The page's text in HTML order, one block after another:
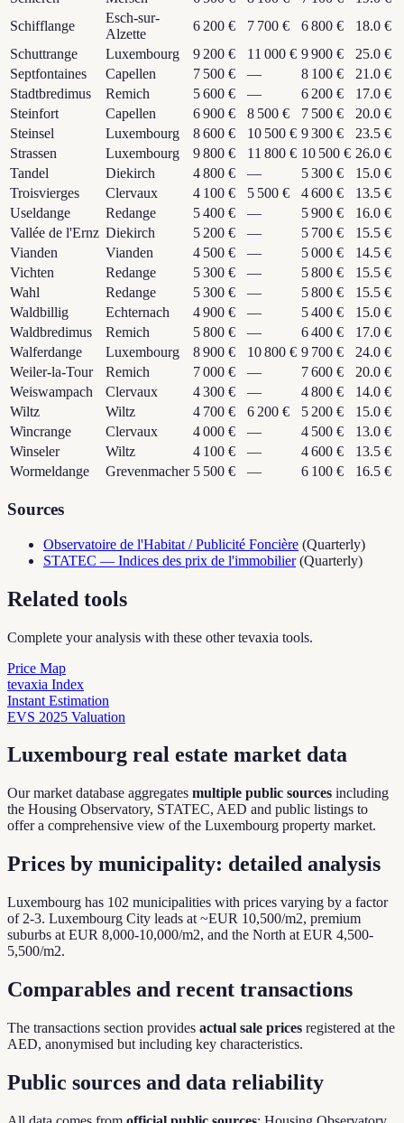
Schifflange
Esch-sur-
Alzette
6 200 € 7 700 € 6 800 €
18.0 €
Schuttrange
Luxembourg 9 200 € 11 000 € 9 900 €
25.0 €
Septfontaines
Capellen 7 500 € — 8 100 €
21.0 €
Stadtbredimus
Remich 5 600 € — 6 200 €
17.0 €
Steinfort
Capellen 6 900 € 8 500 € 7 500 €
20.0 €
Steinsel
Luxembourg 8 600 € 10 500 € 9 300 €
23.5 €
Strassen
Luxembourg 9 800 € 11 800 € 10 500 € 26.0 €
Tandel
Diekirch 4 800 € — 5 300 €
15.0 €
Troisvierges
Clervaux 4 100 € 5 500 € 4 600 €
13.5 €
Useldange
Redange 5 400 € — 5 900 €
16.0 €
Vallée de l'Ernz Diekirch 5 200 € — 5 700 €
15.5 €
Vianden
Vianden 4 500 € — 5 000 €
14.5 €
Vichten
Redange 5 300 € — 5 800 €
15.5 €
Wahl
Redange 5 300 € — 5 800 €
15.5 €
Waldbillig
Echternach 4 900 € — 5 400 €
15.0 €
Waldbredimus
Remich 5 800 € — 6 400 €
17.0 €
Walferdange
Luxembourg 8 900 € 10 800 € 9 700 €
24.0 €
Weiler-la-Tour
Remich 7 000 € — 7 600 €
20.0 €
Weiswampach
Clervaux 4 300 € — 4 800 €
14.0 €
Wiltz
Wiltz 4 700 € 6 200 € 5 200 €
15.0 €
Wincrange
Clervaux 4 000 € — 4 500 €
13.0 €
Winseler
Wiltz 4 100 € — 4 600 €
13.5 €
Wormeldange
Grevenmacher 5 500 € — 6 100 € 16.5 €
Sources
Observatoire de l'Habitat / Publicité Foncière (Quarterly)
STATEC — Indices des prix de l'immobilier (Quarterly)
Related tools
Complete your analysis with these other tevaxia tools.
Price Map
tevaxia Index
Instant Estimation
EVS 2025 Valuation
Luxembourg real estate market data
Our market database aggregates multiple public sources including
the Housing Observatory, STATEC, AED and public listings to
offer a comprehensive view of the Luxembourg property market.
Prices by municipality: detailed analysis
Luxembourg has 102 municipalities with prices varying by a factor
of 2-3. Luxembourg City leads at ~EUR 10,500/m2, premium
suburbs at EUR 8,000-10,000/m2, and the North at EUR 4,500-
5,500/m2.
Comparables and recent transactions
The transactions section provides actual sale prices registered at the
AED, anonymised but including key characteristics.
Public sources and data reliability